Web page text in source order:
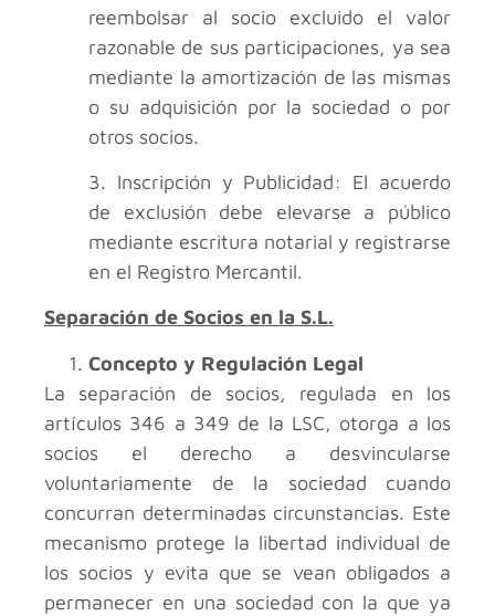
reembolsar al socio excluido el valor
razonable de sus participaciones, ya sea
mediante la amortización de las mismas
o su adquisición por la sociedad o por
otros socios.
3. Inscripción y Publicidad: El acuerdo
de exclusión debe elevarse a público
mediante escritura notarial y registrarse
en el Registro Mercantil.
Separación de Socios en la S.L.
Concepto y Regulación Legal
La separación de socios, regulada en los
artículos 346 a 349 de la LSC, otorga a los
socios el derecho a desvincularse
voluntariamente de la sociedad cuando
concurran determinadas circunstancias. Este
mecanismo protege la libertad individual de
los socios y evita que se vean obligados a
permanecer en una sociedad con la que ya